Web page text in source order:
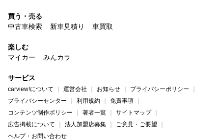
買う・売る
中古車検索
新車見積り 車買取
楽しむ
マイカー
みんカラ
サービス
carview!について 運営会社 お知らせ
プライバシーポリシー
プライバシーセンター
利用規約
免責事項
コンテンツ制作ポリシー
著者一覧
サイトマップ
広告掲載について
法人加盟店募集
ご意見・ご要望
ヘルプ・お問い合わせ